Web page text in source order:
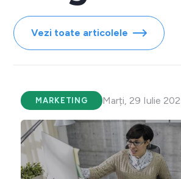
Vezi toate articolele
MARKETING Marți, 29 Iulie